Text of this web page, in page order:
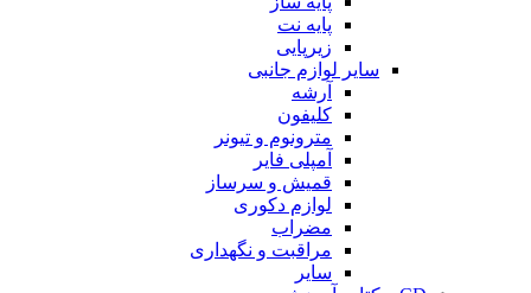
پایه نت
زیرپایی
سایر لوازم جانبی
آرشه
کلیفون
مترونوم و تیونر
آمپلی فایر
قمیش و سرساز
لوازم دکوری
مضراب
مراقبت و نگهداری
سایر